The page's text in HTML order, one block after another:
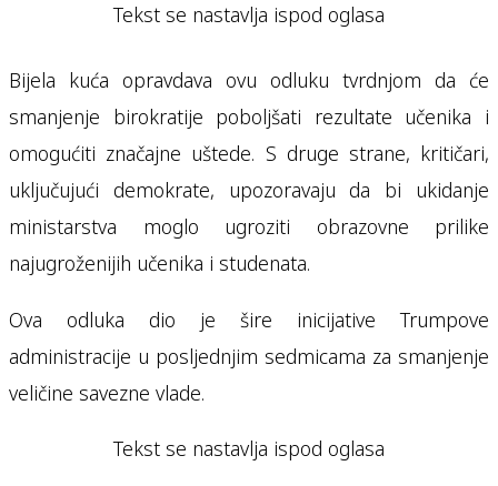
Tekst se nastavlja ispod oglasa
Bijela kuća opravdava ovu odluku tvrdnjom da će
smanjenje birokratije poboljšati rezultate učenika i
omogućiti značajne uštede. S druge strane, kritičari,
uključujući demokrate, upozoravaju da bi ukidanje
ministarstva moglo ugroziti obrazovne prilike
najugroženijih učenika i studenata.
Ova odluka dio je šire inicijative Trumpove
administracije u posljednjim sedmicama za smanjenje
veličine savezne vlade.
Tekst se nastavlja ispod oglasa